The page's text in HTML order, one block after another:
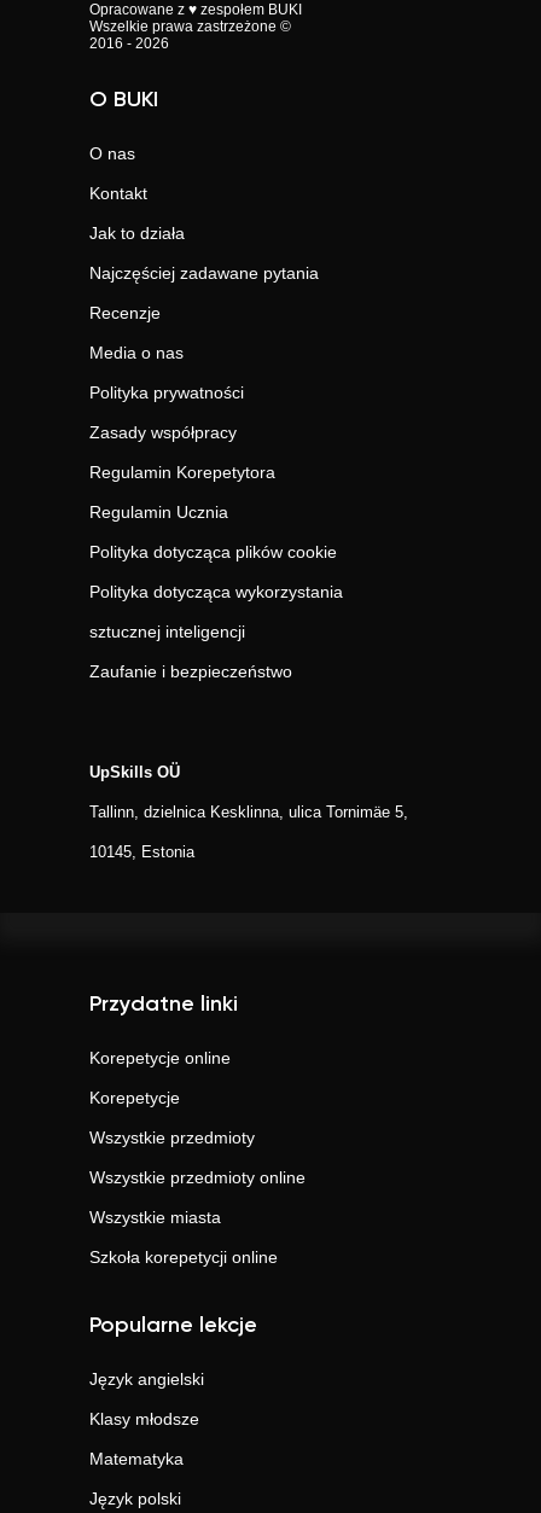
Opracowane z ♥ zespołem BUKI
Wszelkie prawa zastrzeżone ©
2016 - 2026
O BUKI
O nas
Kontakt
Jak to działa
Najczęściej zadawane pytania
Recenzje
Media o nas
Polityka prywatności
Zasady współpracy
Regulamin Korepetytora
Regulamin Ucznia
Polityka dotycząca plików cookie
Polityka dotycząca wykorzystania
sztucznej inteligencji
Zaufanie i bezpieczeństwo
UpSkills OÜ
Tallinn, dzielnica Kesklinna, ulica Tornimäe 5,
10145, Estonia
Przydatne linki
Korepetycje online
Korepetycje
Wszystkie przedmioty
Wszystkie przedmioty online
Wszystkie miasta
Szkoła korepetycji online
Popularne lekcje
Język angielski
Klasy młodsze
Matematyka
Język polski